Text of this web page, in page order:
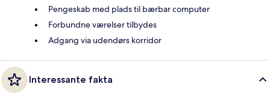
Pengeskab med plads til bærbar computer
Forbundne værelser tilbydes
Adgang via udendørs korridor
Interessante fakta